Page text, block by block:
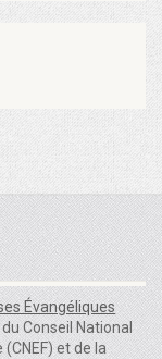
Évangéliques
Conseil National
et de la